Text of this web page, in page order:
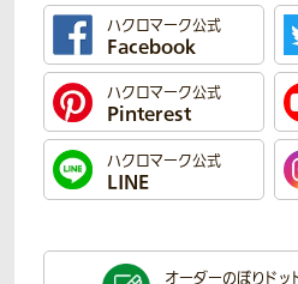
ハクロマーク公式
Facebook
ハクロマーク公式
Pinterest
ハクロマーク公式
LINE
オーダーのぼりドッ